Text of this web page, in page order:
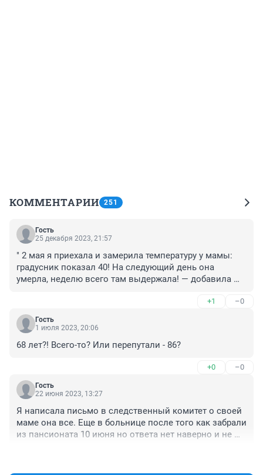
КОММЕНТАРИИ 251
Гость
25 декабря 2023, 21:57
" 2 мая я приехала и замерила температуру у мамы:
градусник показал 40! На следующий день она
умерла, неделю всего там выдержала! — добавила
матери температуру, на градуснике было 40, но скорую
с этот же час она не вызвала? Нормально так
пострадавшая дочура поступила. Или часть
то не так.
+1 –0
Гость
1 июля 2023, 20:06
68 лет?! Всего-то? Или перепутали - 86?
+0 –0
Гость
22 июня 2023, 13:27
Я написала письмо в следственный комитет о своей
маме она все. Еще в больнице после того как забрали
из пансионата 10 июня но ответа нет наверно и не